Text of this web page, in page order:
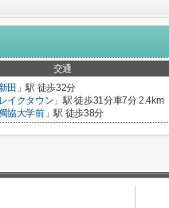
交通
田 」駅 徒歩32分
イクタウン 」駅 徒歩31分車7分 2.4km
協大学前」駅 徒歩38分